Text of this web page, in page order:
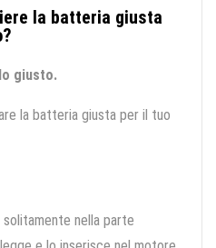
la batteria giusta
giusto.
la batteria giusta per il tuo
solitamente nella parte